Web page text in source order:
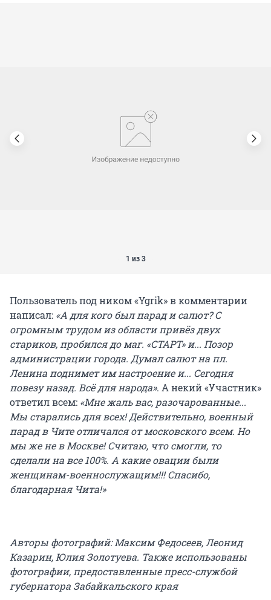
1 из 3
Пользователь под ником «Ygrik» в комментарии
написал: «А для кого был парад и салют? С
огромным трудом из области привёз двух
стариков, пробился до маг. «СТАРТ» и... Позор
администрации города. Думал салют на пл.
Ленина поднимет им настроение и... Сегодня
повезу назад. Всё для народа». А некий «Участник»
ответил всем: «Мне жаль вас, разочарованные...
Мы старались для всех! Действительно, военный
парад в Чите отличался от московского всем. Но
мы же не в Москве! Считаю, что смогли, то
сделали на все 100%. А какие овации были
женщинам-военнослужащим!!! Спасибо,
благодарная Чита!»
Авторы фотографий: Максим Федосеев, Леонид
Казарин, Юлия Золотуева. Также использованы
фотографии, предоставленные пресс-службой
губернатора Забайкальского края